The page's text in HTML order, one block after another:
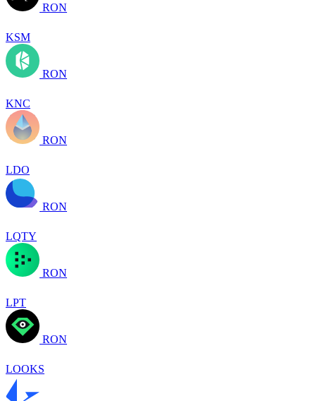
RON
KSM
RON
KNC
RON
LDO
RON
LQTY
RON
LPT
RON
LOOKS